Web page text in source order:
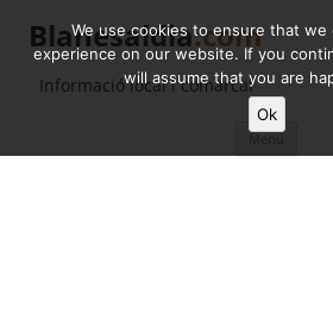
Blanesaldia.com
Informació local i comarcal
We use cookies to ensure that we
experience on our website. If you
will assume that you are
Ok